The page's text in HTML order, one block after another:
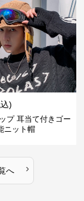
)
プ 耳当て付きゴー
ニット帽
へ ›